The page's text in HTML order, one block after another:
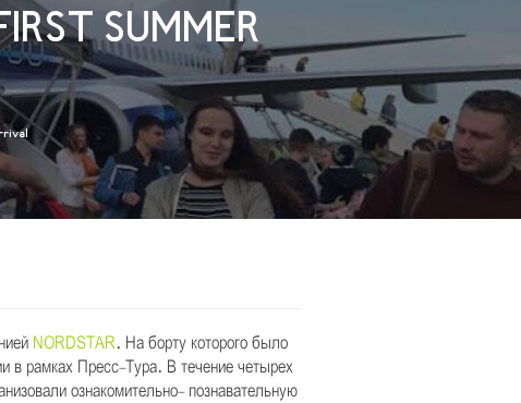
SUMMER
NORDSTAR. На борту которого было
в рамках Пресс-Тура. В течение четырех
ознакомительно- познавательную